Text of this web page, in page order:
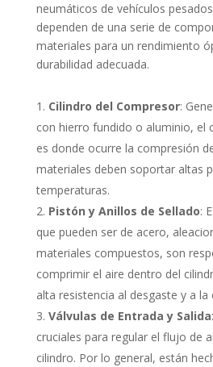
neumáticos de vehículos
dependen de una serie de
materiales para un rendimiento
durabilidad adecuada.
Cilindro del Compresor:
con hierro fundido o aluminio, el
es donde ocurre la compresión
materiales deben soportar altas
temperaturas.
Pistón y Anillos de Sellado:
que pueden ser de acero,
materiales compuestos, son
comprimir el aire dentro del
alta resistencia al desgaste y a la
Válvulas de Entrada y Salida
cruciales para regular el flujo de
cilindro. Por lo general, están